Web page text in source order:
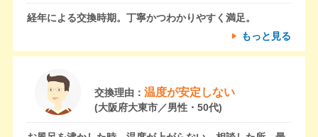
経年による交換時期。丁寧かつわかりやすく満足。
もっと見る
交換理由： 温度が安定しない
(大阪府大東市／男性・50代)